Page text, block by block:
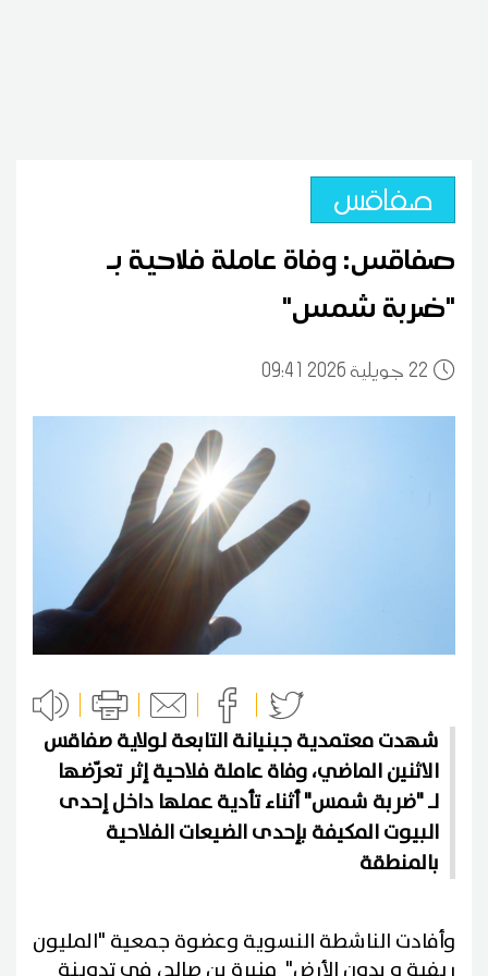
صفاقس
صفاقس: وفاة عاملة فلاحية بـ
"ضربة شمس"
22 09:41 2026 جويلية
شهدت معتمدية جبنيانة التابعة لولاية صفاقس
الاثنين الماضي، وفاة عاملة فلاحية إثر تعرّضها
لـ "ضربة شمس" أثناء تأدية عملها داخل إحدى
البيوت المكيفة بإحدى الضيعات الفلاحية
بالمنطقة
وأفادت الناشطة النسوية وعضوة جمعية "المليون
ريفية و بدون الأرض" منيرة بن صالح، في تدوينة